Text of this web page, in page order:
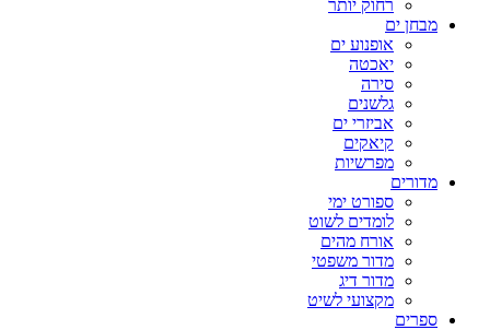
רחוק יותר
מבחן ים
אופנוע ים
יאכטה
סירה
גלשנים
אביזרי ים
קיאקים
מפרשיות
מדורים
ספורט ימי
לומדים לשוט
אורח מהים
מדור משפטי
מדור דיג
מקצועי לשיט
ספרים